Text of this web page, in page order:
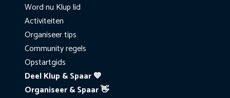
Word nu Klup lid
Activiteiten
Organiseer tips
Community regels
Opstartgids
Deel Klup & Spaar 💙
Organiseer & Spaar 👋